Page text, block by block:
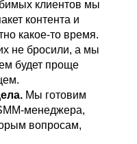
клиентов мы
контента и
какое-то время.
не бросили, а мы
будет проще
Мы готовим
менеджера,
вопросам,